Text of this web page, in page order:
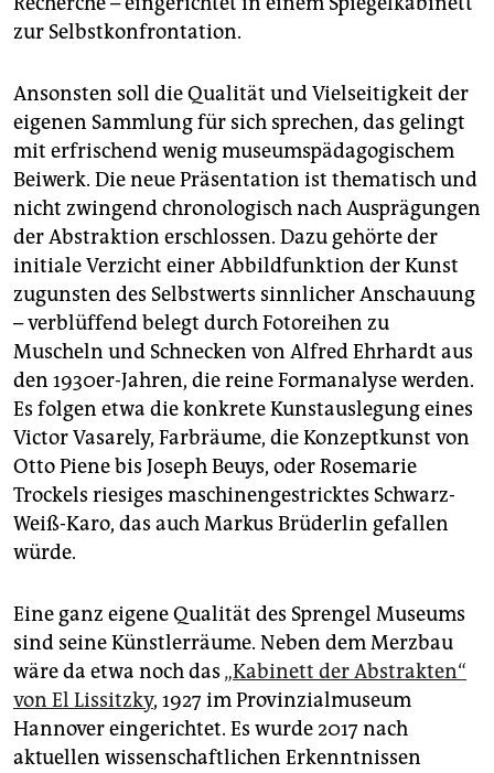
zur Selbstkonfrontation.
Ansonsten soll die Qualität und Vielseitigkeit der
eigenen Sammlung für sich sprechen, das gelingt
mit erfrischend wenig museumspädagogischem
Beiwerk. Die neue Präsentation ist thematisch und
nicht zwingend chronologisch nach Ausprägungen
der Abstraktion erschlossen. Dazu gehörte der
initiale Verzicht einer Abbildfunktion der Kunst
zugunsten des Selbstwerts sinnlicher Anschauung
– verblüffend belegt durch Fotoreihen zu
Muscheln und Schnecken von Alfred Ehrhardt aus
den 1930er-Jahren, die reine Formanalyse werden.
Es folgen etwa die konkrete Kunstauslegung eines
Victor Vasarely, Farbräume, die Konzeptkunst von
Otto Piene bis Joseph Beuys, oder Rosemarie
Trockels riesiges maschinengestricktes Schwarz-
Weiß-Karo, das auch Markus Brüderlin gefallen
würde.
Eine ganz eigene Qualität des Sprengel Museums
sind seine Künstlerräume. Neben dem Merzbau
wäre da etwa noch das „Kabinett der Abstrakten“
von El Lissitzky, 1927 im Provinzialmuseum
Hannover eingerichtet. Es wurde 2017 nach
aktuellen wissenschaftlichen Erkenntnissen